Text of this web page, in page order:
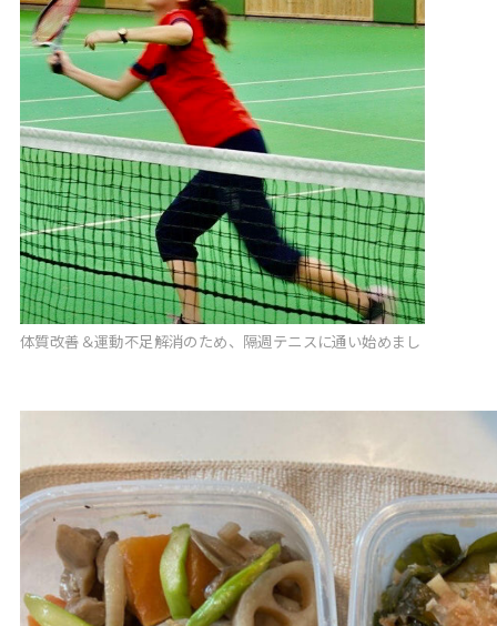
体質改善＆運動不足解消のため、隔週テニスに通い始めまし